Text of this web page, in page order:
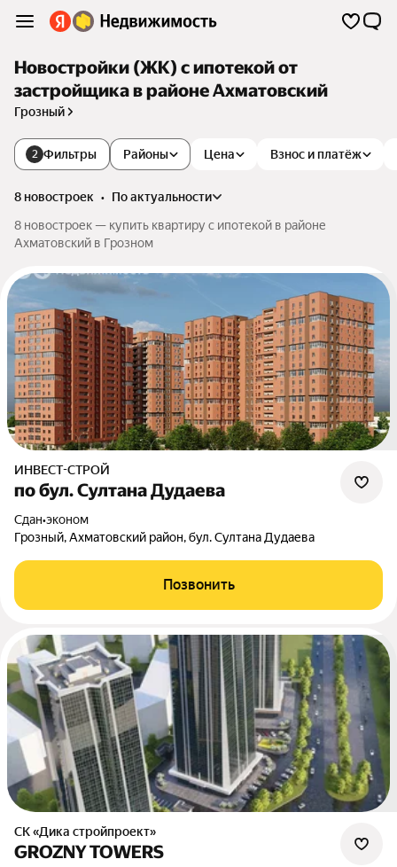
Новостройки (ЖК) с ипотекой от
застройщика в районе Ахматовский
Грозный
2 Фильтры Цена Взнос и платёж
Районы
8 новостроек •
по актуальности
8 новостроек — купить квартиру с ипотекой в районе
Ахматовский в Грозном
ИНВЕСТ-СТРОЙ
по бул. Султана Дудаева
Сдан•эконом
Грозный, Ахматовский район, бул. Султана Дудаева
Позвонить
СК «Дика стройпроект»
GROZNY TOWERS